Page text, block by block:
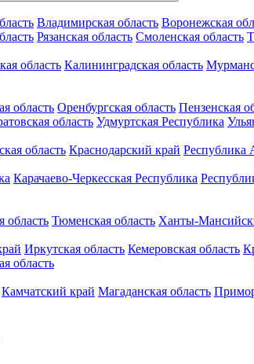
Владимирская область Воронежская
Рязанская область Смоленская область
область Калининградская область
область Оренбургская область Пензенская
область Удмуртская Республика
область Краснодарский край Республика
Карачаево-Черкесская Республика
область Тюменская область Ханты-
Иркутская область Кемеровская область
область
Камчатский край Магаданская область